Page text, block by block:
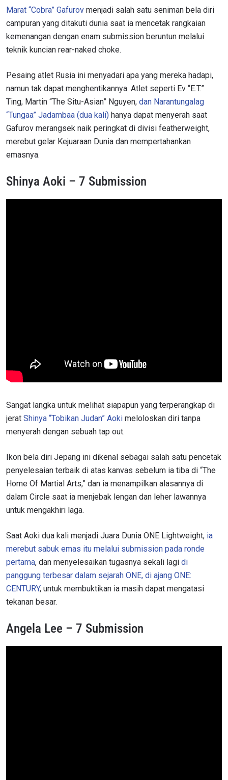
Marat “Cobra” Gafurov menjadi salah satu seniman bela diri
campuran yang ditakuti dunia saat ia mencetak rangkaian
kemenangan dengan enam submission beruntun melalui
teknik kuncian rear-naked choke.
Pesaing atlet Rusia ini menyadari apa yang mereka hadapi,
namun tak dapat menghentikannya. Atlet seperti Ev “E.T.”
Ting, Martin “The Situ-Asian” Nguyen, dan Narantungalag
“Tungaa” Jadambaa (dua kali) hanya dapat menyerah saat
Gafurov merangsek naik peringkat di divisi featherweight,
merebut gelar Kejuaraan Dunia dan mempertahankan
emasnya.
Shinya Aoki – 7 Submission
Sangat langka untuk melihat siapapun yang terperangkap di
jerat Shinya “Tobikan Judan” Aoki meloloskan diri tanpa
menyerah dengan sebuah tap out.
Ikon bela diri Jepang ini dikenal sebagai salah satu pencetak
penyelesaian terbaik di atas kanvas sebelum ia tiba di “The
Home Of Martial Arts,” dan ia menampilkan alasannya di
dalam Circle saat ia menjebak lengan dan leher lawannya
untuk mengakhiri laga.
Saat Aoki dua kali menjadi Juara Dunia ONE Lightweight, ia
merebut sabuk emas itu melalui submission pada ronde
pertama, dan menyelesaikan tugasnya sekali lagi di
panggung terbesar dalam sejarah ONE, di ajang ONE:
CENTURY, untuk membuktikan ia masih dapat mengatasi
tekanan besar.
Angela Lee – 7 Submission